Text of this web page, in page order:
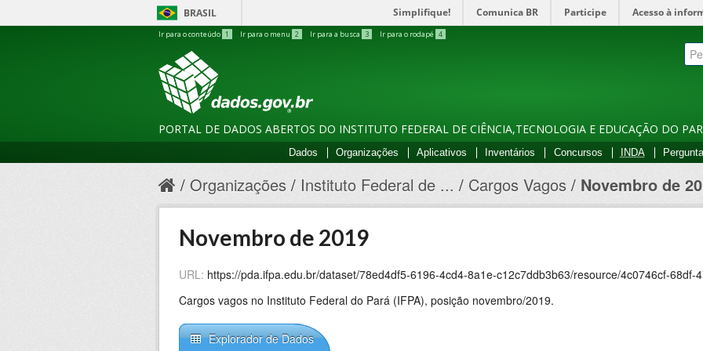
BRASIL Simplifique! Comunica BR Participe Acesso à
Ir para o conteúdo 1 Ir para o menu 2 Ir para a busca 3 Ir para o rodapé 4
PORTAL DE DADOS ABERTOS DO INSTITUTO FEDERAL DE CIÊNCIA,TECNOLOGIA E EDUCAÇÃO DO
Dados Organizações Aplicativos Inventários Concursos INDA
Organizações Instituto Federal de ... Cargos Vagos Novembro de
Novembro de 2019
URL: https://pda.ifpa.edu.br/dataset/78ed4df5-6196-4cd4-8a1e-c12c7ddb3b63/resource/4c0746cf-68df-4719-83e4-7bc0f1d7f0ce/
Cargos vagos no Instituto Federal do Pará (IFPA), posição novembro/2019.
Explorador de Dados